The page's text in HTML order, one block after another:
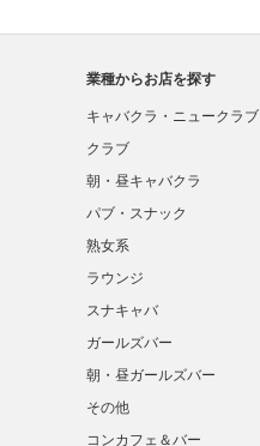
業種からお店を探す
キャバクラ・ニュークラブ
クラブ
朝・昼キャバクラ
パブ・スナック
熟女系
ラウンジ
スナキャバ
ガールズバー
朝・昼ガールズバー
その他
コンカフェ＆バー